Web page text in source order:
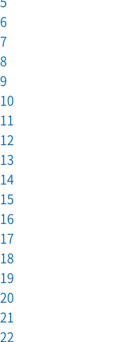
6
7
8
9
10
11
12
13
14
15
16
17
18
19
20
21
22